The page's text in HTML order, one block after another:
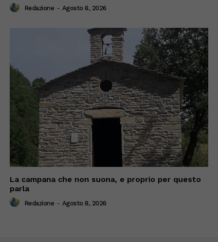
Redazione - Agosto 8, 2026
La campana che non suona, e proprio per questo
parla
Redazione - Agosto 8, 2026